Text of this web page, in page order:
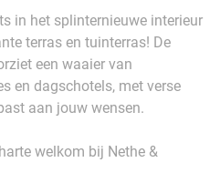
in het splinternieuwe interieur
terras en tuinterras! De
een waaier van
en dagschotels, met verse
aan jouw wensen.
welkom bij Nethe &